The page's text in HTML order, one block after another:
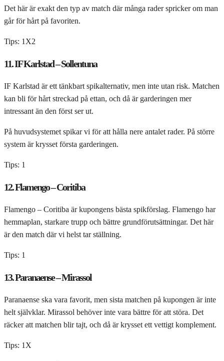
Det här är exakt den typ av match där många rader spricker om man
går för hårt på favoriten.
Tips: 1X2
11. IF Karlstad – Sollentuna
IF Karlstad är ett tänkbart spikalternativ, men inte utan risk. Matchen
kan bli för hårt streckad på ettan, och då är garderingen mer
intressant än den först ser ut.
På huvudsystemet spikar vi för att hålla nere antalet rader. På större
system är krysset första garderingen.
Tips: 1
12. Flamengo – Coritiba
Flamengo – Coritiba är kupongens bästa spikförslag. Flamengo har
hemmaplan, starkare trupp och bättre grundförutsättningar. Det här
är den match där vi helst tar ställning.
Tips: 1
13. Paranaense – Mirassol
Paranaense ska vara favorit, men sista matchen på kupongen är inte
helt självklar. Mirassol behöver inte vara bättre för att störa. Det
räcker att matchen blir tajt, och då är krysset ett vettigt komplement.
Tips: 1X